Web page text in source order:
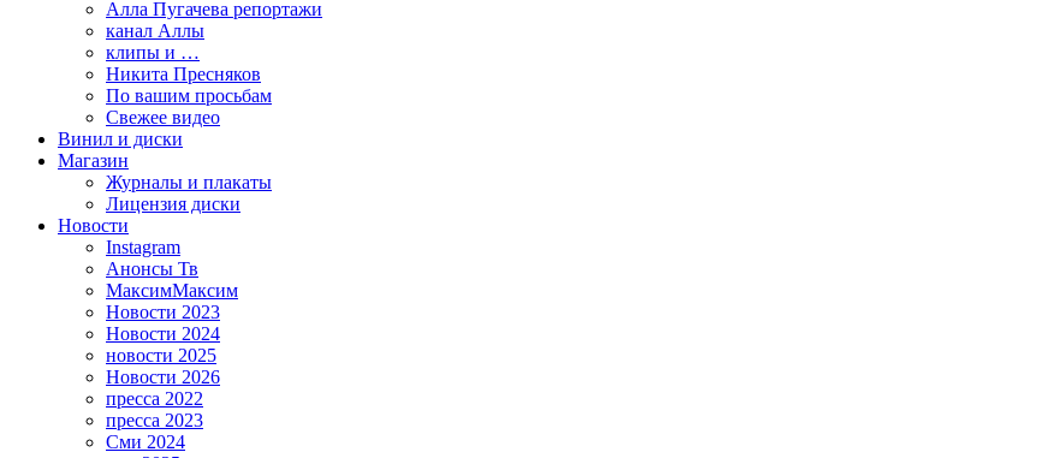
Алла Пугачева репортажи
канал Аллы
клипы и …
Никита Пресняков
По вашим просьбам
Свежее видео
Винил и диски
Магазин
Журналы и плакаты
Лицензия диски
Новости
Instagram
Анонсы Тв
МаксимМаксим
Новости 2023
Новости 2024
новости 2025
Новости 2026
пресса 2022
пресса 2023
Сми 2024